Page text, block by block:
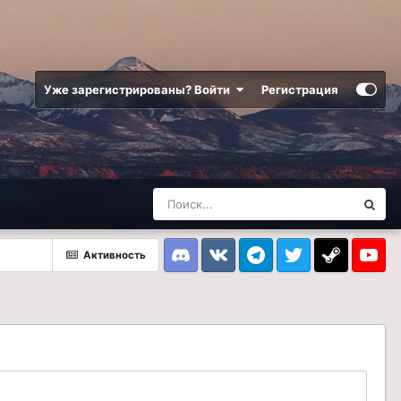
Уже зарегистрированы? Войти Регистрация
Активность
DiscordVK TelegramTwitter Steam